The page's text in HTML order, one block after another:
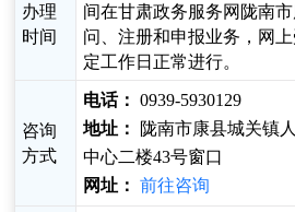
办理
时间
间在甘肃政务服务网陇南
问、注册和申报业务，网
定工作日正常进行。
咨询
方式
电话： 0939-5930129
地址：
陇南市康县城关镇
中心二楼43号窗口
网址： 前往咨询